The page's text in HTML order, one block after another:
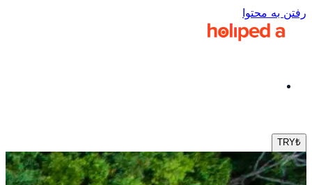
رفتن به محتوا
₺
TRY